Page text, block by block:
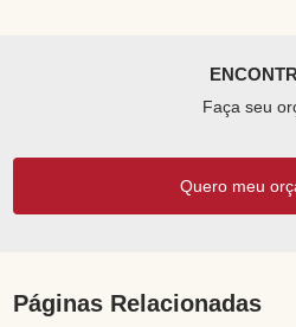
Faça seu
Quero meu
Páginas Relacionadas